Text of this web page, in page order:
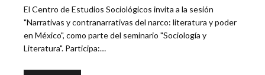
El Centro de Estudios Sociológicos invita a la sesión
"Narrativas y contranarrativas del narco: literatura y poder
en México", como parte del seminario "Sociología y
Literatura". Participa:…